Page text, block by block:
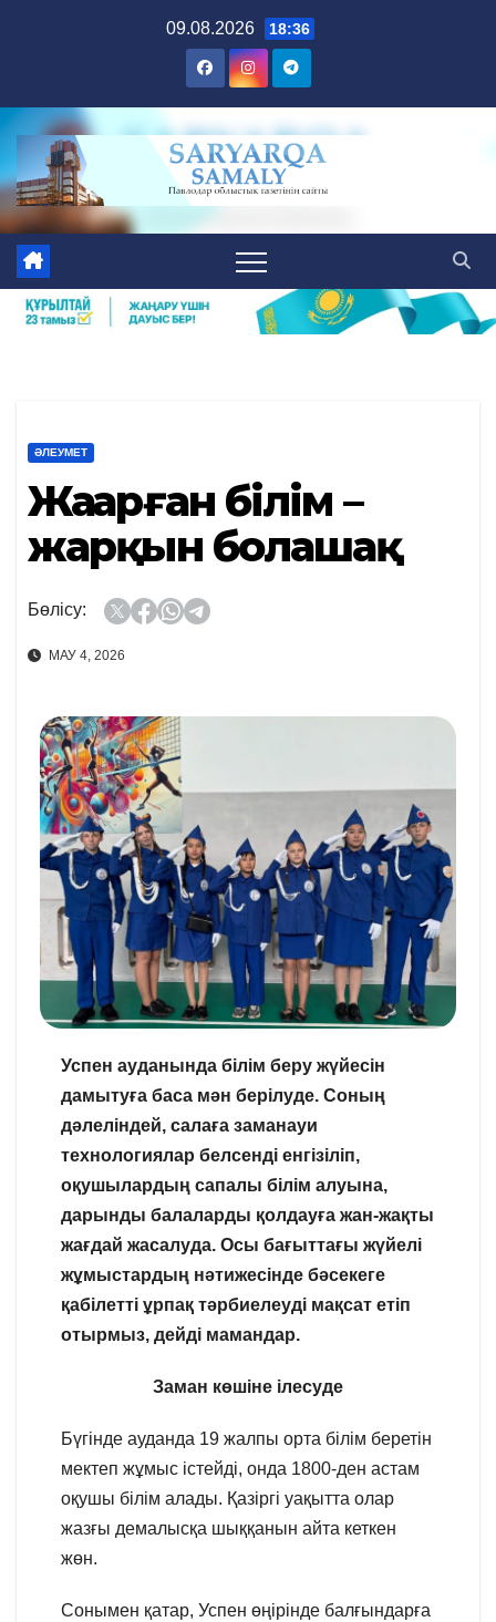
09.08.2026 18:36
ӘЛЕУМЕТ
Жаңарған білім –
жарқын болашақ
Бөлісу:
МАУ 4, 2026
Успен ауданында білім беру жүйесін
дамытуға баса мән берілуде. Соның
дәлеліндей, салаға заманауи
технологиялар белсенді енгізіліп,
оқушылардың сапалы білім алуына,
дарынды балаларды қолдауға жан-жақты
жағдай жасалуда. Осы бағыттағы жүйелі
жұмыстардың нәтижесінде бәсекеге
қабілетті ұрпақ тәрбиелеуді мақсат етіп
отырмыз, дейді мамандар.
Заман көшіне ілесуде
Бүгінде ауданда 19 жалпы орта білім беретін
мектеп жұмыс істейді, онда 1800-ден астам
оқушы білім алады. Қазіргі уақытта олар
жазғы демалысқа шыққанын айта кеткен
жөн.
Сонымен қатар, Успен өңірінде балғындарға